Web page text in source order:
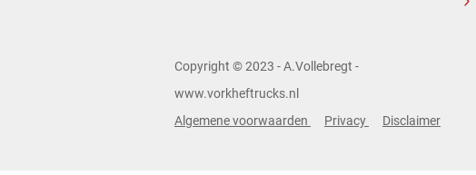
Copyright © 2023 - A.Vollebregt -
www.vorkheftrucks.nl
Algemene voorwaarden
Privacy Disclaimer